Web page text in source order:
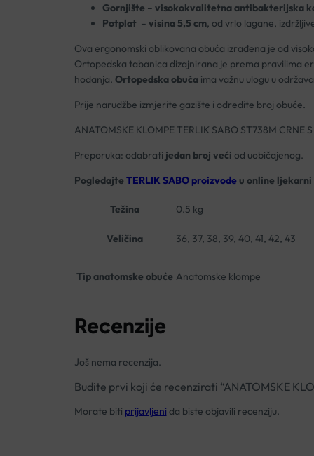
Gornjište – visokokvalitetna antibakterijska
Potplat – visina 5,5 cm, od vrlo lagane,
Ova ergonomski oblikovana obuća izrađena je od
Ortopedska tabanica dizajnirana je prema pravilima
hodanja. Ortopedska obućaima važnu ulogu u
Prije narudžbe izmjerite gazište i odredite broj obuće.
ANATOMSKE KLOMPE TERLIK SABO ST738M CRNE
Preporuka: odabrati jedan broj veći od uobičajenog.
Pogledajte TERLIK SABO proizvodeu online ljekarni
Težina 0.5 kg
Veličina 36, 37, 38, 39, 40, 41, 42, 43
Tip anatomske obuće Anatomske klompe
Recenzije
Još nema recenzija.
Budite prvi koji će recenzirati “ANATOMSKE
Morate biti prijavljeni da biste objavili recenziju.